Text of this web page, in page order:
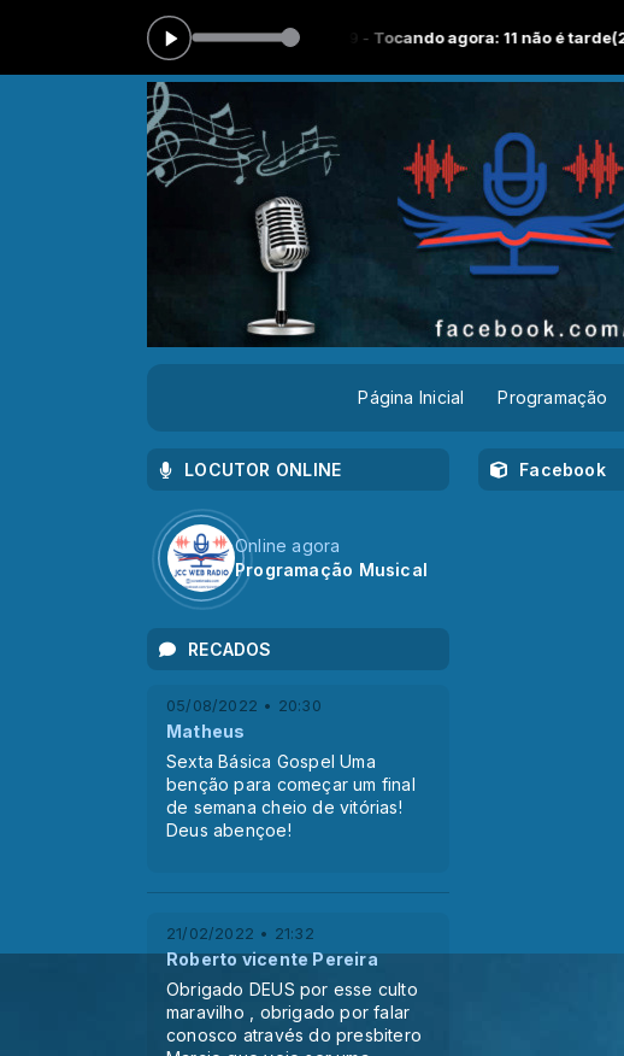
Musical das 00:00 às 23:59 -Tocando agora: 11 não é tarde(2)
Página Inicial Programação
Facebook
LOCUTOR ONLINE
Online agora
Programação Musical
RECADOS
Matheus
05/08/2022 • 20:30
Sexta Básica Gospel Uma
benção para começar um final
de semana cheio de vitórias!
Deus abençoe!
Roberto vicente Pereira
21/02/2022 • 21:32
Obrigado DEUS por esse culto
maravilho , obrigado por falar
conosco através do presbitero